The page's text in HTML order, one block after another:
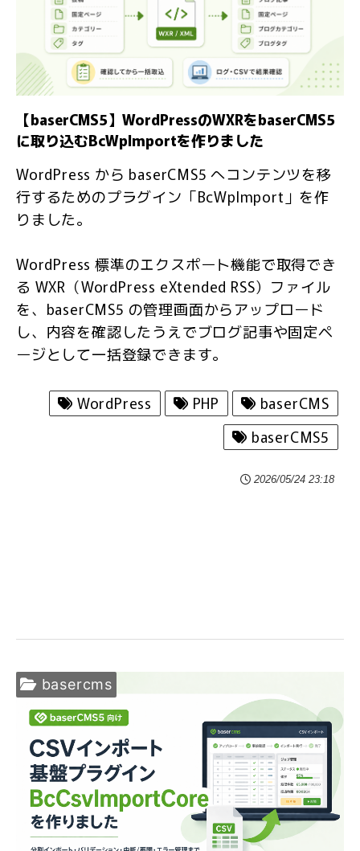
【baserCMS5】WordPressのWXRをbaserCMS5
に取り込むBcWpImportを作りました
WordPress から baserCMS5 へコンテンツを移
行するためのプラグイン「BcWpImport」を作
りました。
WordPress 標準のエクスポート機能で取得でき
る WXR（WordPress eXtended RSS）ファイル
を、baserCMS5 の管理画面からアップロード
し、内容を確認したうえでブログ記事や固定ペ
ージとして一括登録できます。
WordPress PHP
baserCMS
baserCMS5
2026/05/24 23:18
basercms